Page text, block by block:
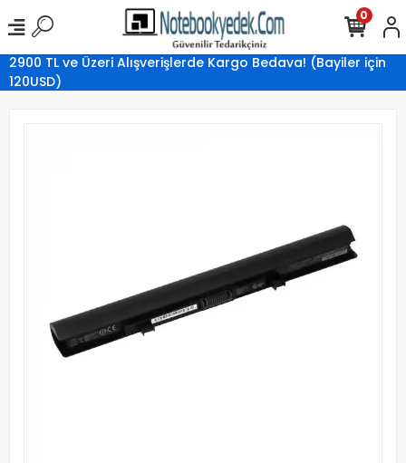
2900 TL ve Üzeri Alışverişlerde Kargo Bedava! (Bayiler için
120USD)
0